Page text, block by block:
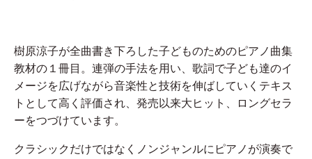
樹原涼子が全曲書き下ろした子どものためのピアノ曲集
教材の１冊目。連弾の手法を用い、歌詞で子ども達のイ
メージを広げながら音楽性と技術を伸ばしていくテキス
トとして高く評価され、発売以来大ヒット、ロングセラ
ーをつづけています。
クラシックだけではなくノンジャンルにピアノが演奏で